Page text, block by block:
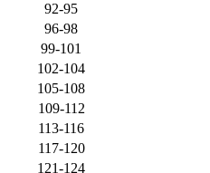
92-95
96-98
99-101
102-104
105-108
109-112
113-116
117-120
121-124